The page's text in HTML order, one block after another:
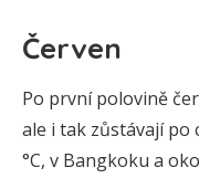
Červen
Po první polovině
ale i tak zůstávají po
°C, v Bangkoku a